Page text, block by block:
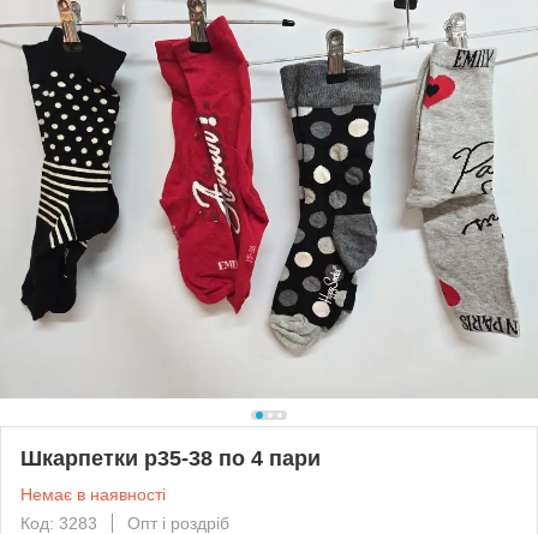
Шкарпетки р35-38 по 4 пари
Немає в наявності
Код: 3283
Опт і роздріб